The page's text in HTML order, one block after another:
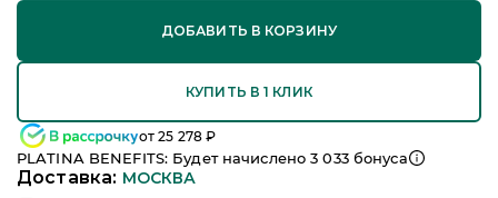
ДОБАВИТЬ В КОРЗИНУ
КУПИТЬ В 1 КЛИК
от25 278 ₽
PLATINA BENEFITS: Будет начислено3 033 бонуса
Доставка: МОСКВА